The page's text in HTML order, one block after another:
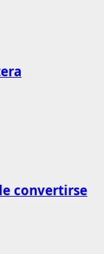
convertirse